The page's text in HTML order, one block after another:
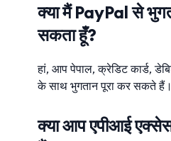
क्या मैं PayPal से
सकता हूँ?
हां, आप पेपाल, क्रेडिट कार्ड,
के साथ भुगतान पूरा कर सकते हैं।
क्या आप एपीआई